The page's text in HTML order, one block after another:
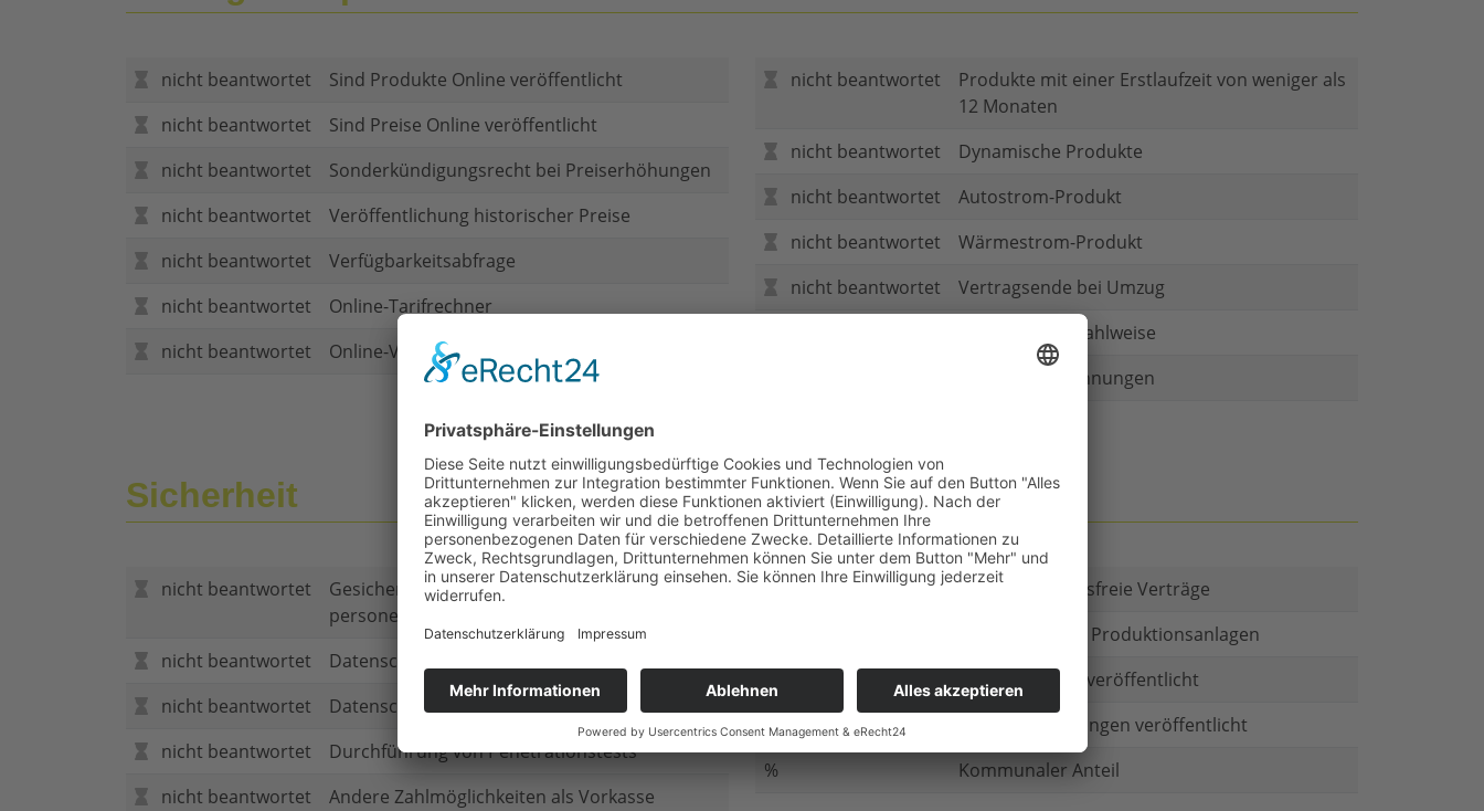
nicht beantwortet
Sind Produkte Online veröffentlicht
nicht beantwortet
Sind Preise Online veröffentlicht
nicht beantwortet
Sonderkündigungsrecht bei Preiserhöhungen
nicht beantwortet
Veröffentlichung historischer Preise
nicht beantwortet
Verfügbarkeitsabfrage
nicht beantwortet
Online-Tarifrechner
nicht beantwortet
Online-Vertragsabschluss
nicht beantwortet
Produkte mit einer Erstlaufzeit von weniger als
12 Monaten
nicht beantwortet
Dynamische Produkte
nicht beantwortet
Autostrom-Produkt
nicht beantwortet
Wärmestrom-Produkt
nicht beantwortet
Vertragsende bei Umzug
Mehr als eine Zahlweise
Gedruckte Rechnungen
Sicherheit
nicht beantwortet
Gesicherte Verbindung bei
personenbezogenen Daten
nicht beantwortet
Datenschutzerklärung
nicht beantwortet
Datenschutzerklärung im Internet
nicht beantwortet
Durchführung von Penetrationstests
nicht beantwortet
Andere Zahlmöglichkeiten als Vorkasse
nicht beantwortet
Gibt es Kautionsfreie Verträge
Investitionen in Produktionsanlagen
nicht beantwortet
Geschäftsform veröffentlicht
nicht beantwortet
Firmenbeteiligungen veröffentlicht
%
Kommunaler Anteil